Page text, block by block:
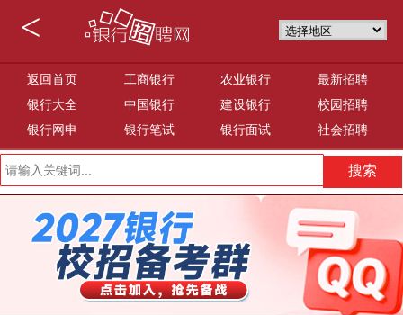
<
返回首页 工商银行 农业银行
最新招聘
银行大全
中国银行 建设银行
校园招聘
银行网申
银行笔试 银行面试 社会招聘